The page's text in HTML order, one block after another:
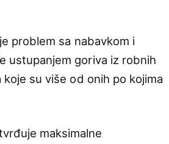
problem sa nabavkom i
ustupanjem goriva iz robnih
su više od onih po kojima
maksimalne